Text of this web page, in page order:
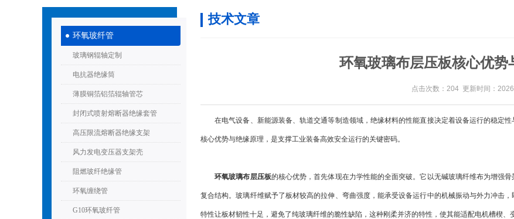
环氧玻纤管
玻璃钢辊轴定制
电抗器绝缘筒
薄膜铜箔铝箔辊轴管芯
封闭式喷射熔断器绝缘套管
高压限流熔断器绝缘支架
风力发电变压器支架壳
阻燃玻纤绝缘管
环氧缠绕管
G10环氧玻纤管
技术文章
环氧玻璃布层压板核心优势
点击次数：204 更新时间：
在电气设备、新能源装备、轨道交通等制造领域，绝缘材料的性能直接决定着设备运行的稳定
核心优势与绝缘原理，是支撑工业装备高效安全运行的关键密码。
环氧玻璃布层压板的核心优势，首先体现在力学性能的全面突破。它以无碱玻璃纤维布为增强
复合结构。玻璃纤维赋予了板材较高的拉伸、弯曲强度，能承受设备运行中的机械振动与外力冲击
特性让板材韧性十足，避免了纯玻璃纤维的脆性缺陷，这种刚柔并济的特性，使其能适配电机槽楔、